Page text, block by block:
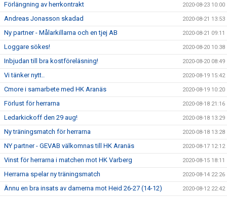
Förlängning av herrkontrakt 2020-08-23 10:00
Andreas Jonasson skadad 2020-08-21 13:53
Ny partner - Målarkillarna och en tjej AB 2020-08-21 09:11
Loggare sökes! 2020-08-20 10:38
Inbjudan till bra kostföreläsning! 2020-08-20 08:49
Vi tänker nytt.. 2020-08-19 15:42
Cmore i samarbete med HK Aranäs 2020-08-19 10:20
Förlust för herrarna 2020-08-18 21:16
Ledarkickoff den 29 aug! 2020-08-18 13:29
Ny träningsmatch för herrarna 2020-08-18 13:28
NY partner - GEVAB välkomnas till HK Aranäs 2020-08-17 12:12
Vinst för herrarna i matchen mot HK Varberg 2020-08-15 18:11
Herrarna spelar ny träningsmatch 2020-08-14 22:26
Ännu en bra insats av damerna mot Heid 26-27 (14-12) 2020-08-12 22:42